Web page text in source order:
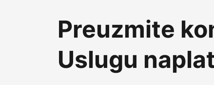
Preuzmite
Uslugu